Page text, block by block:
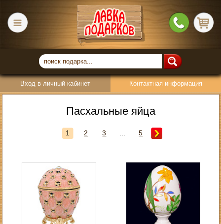
Вход в личный кабинет Контактная информация
Пасхальные яйца
1 2 3 5